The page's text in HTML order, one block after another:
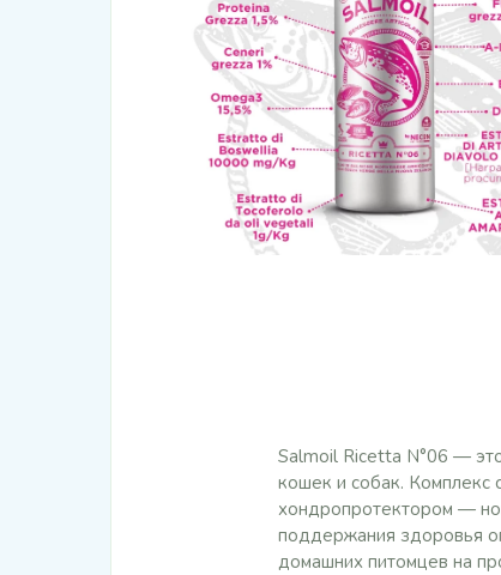
Salmoil Ricetta N°06 —
кошек и собак. Комплекс
хондропротектором —
поддержания здоровья
домашних питомцев на